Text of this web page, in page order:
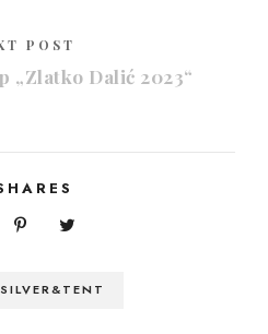
POST
„Zlatko Dalić 2023“